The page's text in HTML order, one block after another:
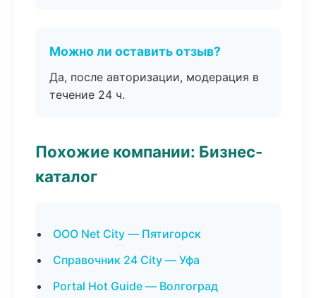
Можно ли оставить отзыв?
Да, после авторизации, модерация в
течение 24 ч.
Похожие компании: Бизнес-
каталог
ООО Net City — Пятигорск
Справочник 24 City — Уфа
Portal Hot Guide — Волгоград